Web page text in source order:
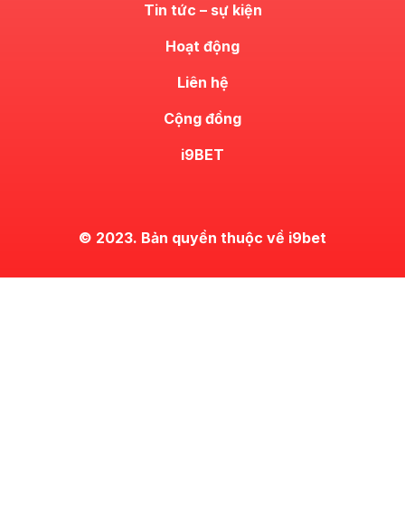
Tin tức – sự kiện
Hoạt động
Liên hệ
Cộng đồng
i9BET
© 2023. Bản quyền thuộc về i9bet